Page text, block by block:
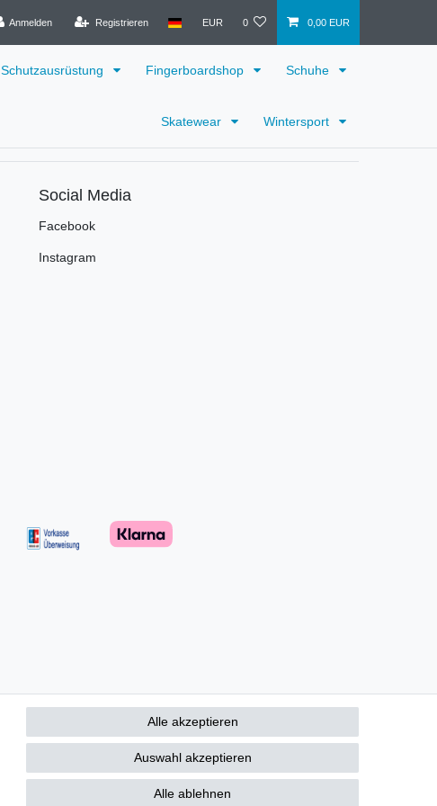
Anmelden Registrieren EUR 0 0,00 EUR
Schutzausrüstung Fingerboardshop Schuhe
Skatewear Wintersport
Social Media
Facebook
Instagram
Alle akzeptieren
Auswahl akzeptieren
Alle ablehnen